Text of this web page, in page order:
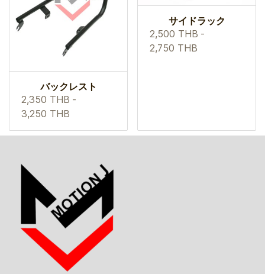
バックレスト
2,350 THB -
3,250 THB
サイドラック
2,500 THB -
2,750 THB